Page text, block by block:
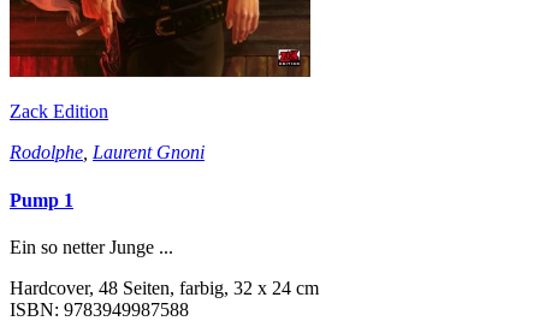
Zack Edition
Rodolphe, Laurent Gnoni
Pump 1
Ein so netter Junge ...
Hardcover, 48 Seiten, farbig, 32 x 24 cm
ISBN: 9783949987588